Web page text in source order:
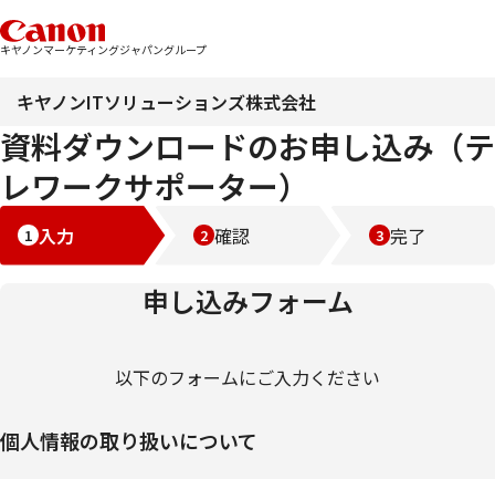
キヤノンマーケティングジャパングループ
キヤノンITソリューションズ株式会社
資料ダウンロードのお申し込み（テ
レワークサポーター）
入力 確認 完了
申し込みフォーム
以下のフォームにご入力ください
個人情報の取り扱いについて